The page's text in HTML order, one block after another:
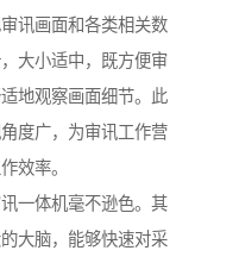
讯画面和各类相关数
大小适中，既方便审
地观察画面细节。此
度广，为审讯工作营
效率。​
一体机毫不逊色。其
大脑，能够快速对采